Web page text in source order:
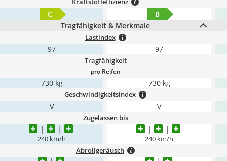
C
B
Tragfähigkeit & Merkmale
Lastindex
97 97
Tragfähigkeit
pro Reifen
730 kg 730 kg
Geschwindigkeitsindex
V V
Zugelassen bis
240 km/h 240 km/h
Abrollgeräusch